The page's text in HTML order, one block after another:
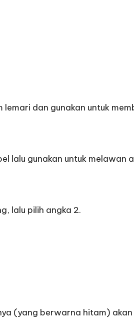
dan gunakan untuk
lalu gunakan untuk melawan
lalu pilih angka 2.
(yang berwarna hitam)